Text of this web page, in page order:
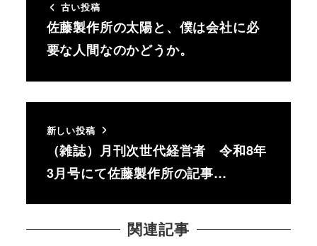
古い投稿
佐藤製作所の太陽と、僕は会社に必
要な人間なのかどうか。
新しい投稿
（雑誌）月刊次世代経営者 令和8年
3月号にて佐藤製作所の記事…
関連記事